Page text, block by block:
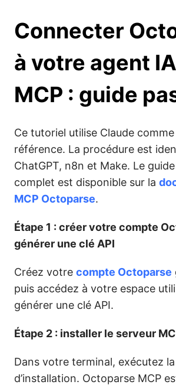
Connecter
à votre agent
MCP : guide
Ce tutoriel utilise Claude
référence. La procédure est
ChatGPT, n8n et Make. Le
complet est disponible sur la
MCP Octoparse.
Étape 1 : créer votre compte
générer une clé API
Créez votre compte Octoparse
puis accédez à votre espace
générer une clé API.
Étape 2 : installer le serveur
Dans votre terminal, exécutez
d’installation. Octoparse MCP